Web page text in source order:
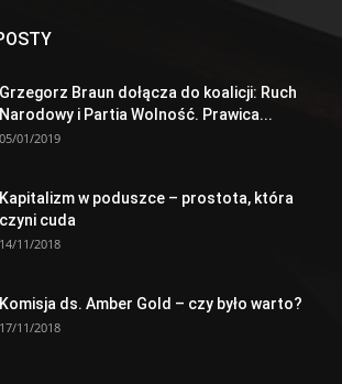
Grzegorz Braun dołącza do koalicji: Ruch
Narodowy i Partia Wolność. Prawica...
05/01/2019
Kapitalizm w poduszce – prostota, która
czyni cuda
14/11/2018
Komisja ds. Amber Gold – czy było warto?
17/11/2018